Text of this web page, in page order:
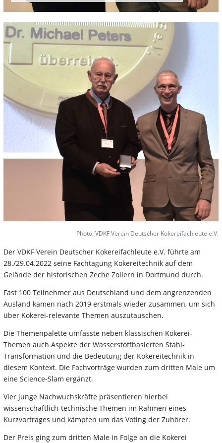
Der VDKF Verein Deutscher Kokereifachleute e.V. führte am
28./29.04.2022 seine Fachtagung Kokereitechnik auf dem
Gelände der historischen Zeche Zollern in Dortmund durch.
Fast 100 Teilnehmer aus Deutschland und dem angrenzenden
Ausland kamen nach 2019 erstmals wieder zusammen, um sich
über Kokerei-relevante Themen auszutauschen.
Die Themenpalette umfasste neben klassischen Kokerei-
Themen auch Aspekte der Wasserstoffbasierten Stahl-
Transformation und die Bedeutung der Kokereitechnik in
diesem Kontext. Die Fachvorträge wurden zum dritten Male um
eine Science-Slam ergänzt.
Vier junge Nachwuchskräfte präsentieren hierbei
wissenschaftlich-technische Themen im Rahmen eines
Kurzvortrages und kämpfen um das Voting der Zuhörer.
Der Preis ging zum dritten Male in Folge an die Kokerei
Photo: VDKF Verein Deutscher Kokereifachleute e.V.